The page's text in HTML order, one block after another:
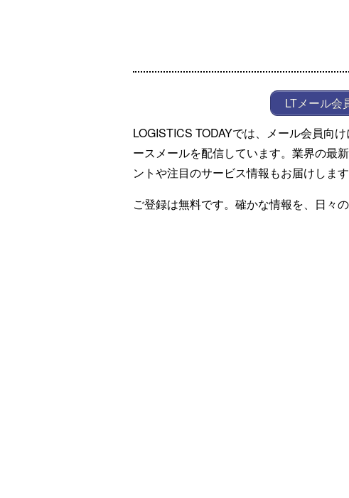
LTメール会
LOGISTICS TODAYでは、メール会員向
ースメールを配信しています。業界の最
ントや注目のサービス情報もお届けします
ご登録は無料です。確かな情報を、日々